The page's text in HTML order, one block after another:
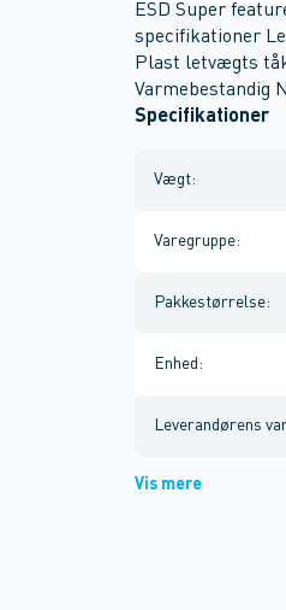
ESD Super
specifikationer
Plast letvægts
Varmebestandig
Specifikationer
Vægt:
Varegruppe:
Pakkestørrelse:
Enhed :
Leverandørens
Vis mere